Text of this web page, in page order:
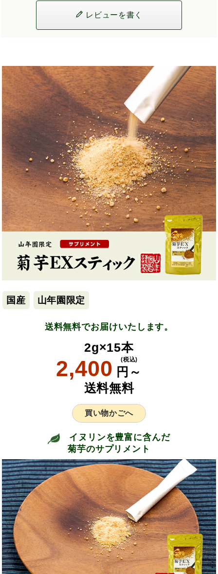
レビューを書く
国産 山年園限定
送料無料でお届けいたします。
2g×15本
2,400 円～
(税込)
送料無料
買い物かごへ
イヌリンを豊富に含んだ
菊芋のサプリメント